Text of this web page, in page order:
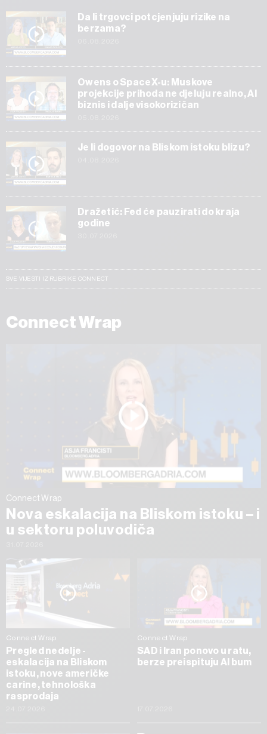
Da li trgovci potcjenjuju rizike na
berzama?
Owens o SpaceX-u: Muskove
projekcije prihoda ne djeluju realno, AI
biznis i dalje visokorizičan
Je li dogovor na Bliskom istoku blizu?
Dražetić: Fed će pauzirati do kraja
godine
SVE VIJESTI IZ RUBRIKE CONNECT
Connect Wrap
Connect Wrap
Nova eskalacija na Bliskom istoku – i
u sektoru poluvodiča
Connect Wrap
Pregled nedelje -
eskalacija na Bliskom
istoku, nove američke
carine, tehnološka
rasprodaja
Connect Wrap
SAD i Iran ponovo u ratu,
berze preispituju AI bum